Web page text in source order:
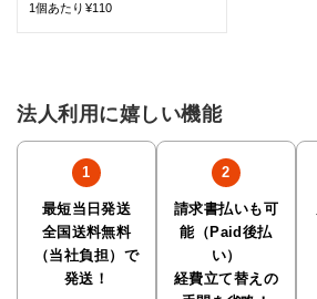
1個あたり¥110
法人利用に嬉しい機能
最短当日発送
全国送料無料
（当社負担）で
発送！
請求書払いも可
能（Paid後払
い）
経費立て替えの